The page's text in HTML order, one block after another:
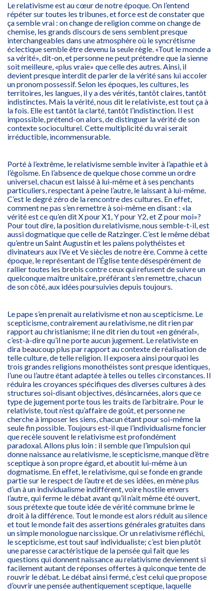
Le relativisme est au cœur de notre époque. On l’entend
répéter sur toutes les tribunes, et force est de constater que
ça semble vrai : on change de religion comme on change de
chemise, les grands discours de sens semblent presque
interchangeables dans une atmosphère où le syncrétisme
éclectique semble être devenu la seule règle. «Tout le monde a
sa vérité», dit-on, et personne ne peut prétendre que la sienne
soit meilleure, «plus vraie» que celle des autres. Ainsi, il
devient presque interdit de parler de la vérité sans lui accoler
un pronom possessif. Selon les époques, les cultures, les
territoires, les langues, il y a des vérités, tantôt claires, tantôt
indistinctes. Mais la vérité, nous dit le relativiste, est tout ça à
la fois. Elle est tantôt la clarté, tantôt l’indistinction. Il est
impossible, prétend-on alors, de distinguer la vérité de son
contexte socioculturel. Cette multiplicité du vrai serait
irréductible, incommensurable.
Porté à l’extrême, le relativisme semble inviter à l’apathie et à
l’égoïsme. En l’absence de quelque chose comme un ordre
universel, chacun est laissé à lui-même et à ses penchants
particuliers, respectant à peine l’autre, le laissant à lui-même.
C’est le degré zéro de la rencontre des cultures. En effet,
comment ne pas s’en remettre à soi-même en disant : «la
vérité est ce qu’en dit X pour X1, Y pour Y2, et Z pour moi»?
Pour tout dire, la position du relativisme, nous semble-t-il, est
aussi dogmatique que celle de Ratzinger. C’est le même débat
qu’entre un Saint Augustin et les païens polythéistes et
divinateurs aux IVe et Ve siècles de notre ère. Comme à cette
époque, le représentant de l’Église tente désespérément de
rallier toutes les brebis contre ceux qui refusent de suivre un
quelconque maître unitaire, préférant s’en remettre, chacun
de son côté, aux idées poursuivies depuis toujours.
Le pape s’en prenait au relativisme et non au scepticisme. Le
scepticisme, contrairement au relativisme, ne dit rien par
rapport au christianisme; il ne dit rien du tout «en général»,
c’est-à-dire qu’il ne porte aucun jugement. Le relativiste en
dira beaucoup plus par rapport au contexte de réalisation de
telle culture, de telle religion. Il exposera ainsi pourquoi les
trois grandes religions monothéistes sont presque identiques,
l’une ou l’autre étant adaptée à telles ou telles circonstances. Il
réduira les croyances spécifiques des diverses cultures à des
structures soi-disant objectives, désincarnées, alors que ce
type de jugement porte tous les traits de l’arbitraire. Pour le
relativiste, tout n’est qu’affaire de goût, et personne ne
cherche à imposer les siens, chacun étant pour soi-même la
seule fin possible. Toujours est-il que l’individualisme foncier
que recèle souvent le relativisme est profondément
paradoxal. Allons plus loin : il semble que l’impulsion qui
donne naissance au relativisme, le scepticisme, manque d’être
sceptique à son propre égard, et aboutit lui-même à un
dogmatisme. En effet, le relativisme, qui se fonde en grande
partie sur le respect de l’autre et de ses idées, en mène plus
d’un à un individualisme indifférent, voire hostile envers
l’autre, qui ferme le débat avant qu’il n’ait même été ouvert,
sous prétexte que toute idée de vérité commune brime le
droit à la différence. Tout le monde est alors réduit au silence
et tout le monde fait des assertions générales gratuites dans
un simple monologue narcissique. Or un relativisme réfléchi,
le scepticisme, est tout sauf individualiste; c’est bien plutôt
une paresse caractéristique de la pensée qui fait que les
questions qui donnent naissance au relativisme deviennent si
facilement autant de réponses offertes à quiconque tente de
rouvrir le débat. Le débat ainsi fermé, c’est celui que propose
d’ouvrir une pensée authentiquement sceptique, laquelle